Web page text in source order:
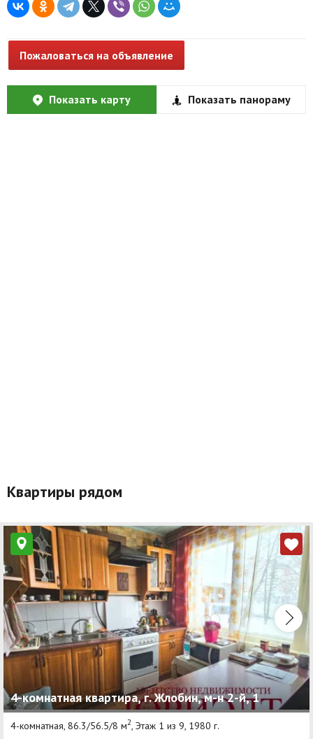
Пожаловаться на объявление
Показать карту Показать панораму
Квартиры рядом
4-комнатная квартира, г. Жлобин, м-н 2-й, 1
4-комнатная, 86.3/56.5/8 м2 , Этаж 1 из 9, 1980 г.